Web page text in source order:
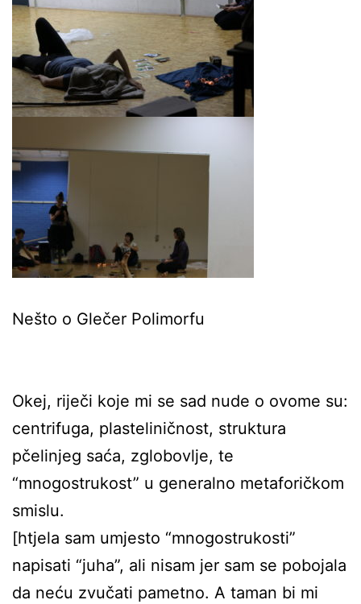
Nešto o Glečer Polimorfu
Okej, riječi koje mi se sad nude o ovome su:
centrifuga, plasteliničnost, struktura
pčelinjeg saća, zglobovlje, te
“mnogostrukost” u generalno metaforičkom
smislu.
[htjela sam umjesto “mnogostrukosti”
napisati “juha”, ali nisam jer sam se pobojala
da neću zvučati pametno. A taman bi mi